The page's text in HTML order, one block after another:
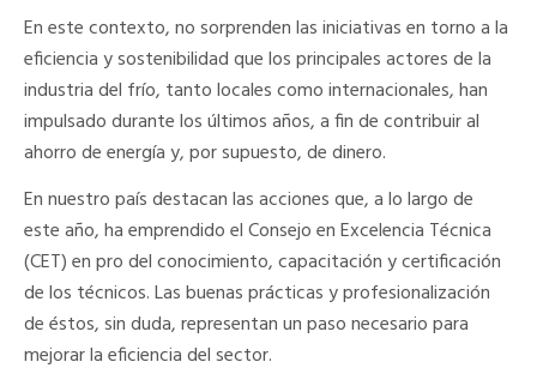
En este contexto, no sorprenden las iniciativas en torno a la
eficiencia y sostenibilidad que los principales actores de la
industria del frío, tanto locales como internacionales, han
impulsado durante los últimos años, a fin de contribuir al
ahorro de energía y, por supuesto, de dinero.
En nuestro país destacan las acciones que, a lo largo de
este año, ha emprendido el Consejo en Excelencia Técnica
(CET) en pro del conocimiento, capacitación y certificación
de los técnicos. Las buenas prácticas y profesionalización
de éstos, sin duda, representan un paso necesario para
mejorar la eficiencia del sector.